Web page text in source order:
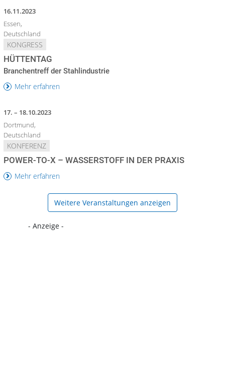
16.11.2023
Essen,
Deutschland
KONGRESS
HÜTTENTAG
Branchentreff der Stahlindustrie
Mehr erfahren
17. – 18.10.2023
Dortmund,
Deutschland
KONFERENZ
POWER-TO-X – WASSERSTOFF IN DER PRAXIS
Mehr erfahren
Weitere Veranstaltungen anzeigen
- Anzeige -